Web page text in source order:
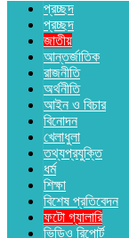
প্রচ্ছদ
প্রচ্ছদ
জাতীয়
আন্তর্জাতিক
রাজনীতি
অর্থনীতি
আইন ও বিচার
বিনোদন
খেলাধুলা
তথ্যপ্রযুক্তি
ধর্ম
শিক্ষা
বিশেষ প্রতিবেদন
ফটো গ্যালারি
ভিডিও রিপোর্ট